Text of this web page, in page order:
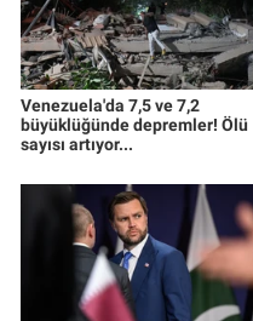
Venezuela'da 7,5 ve 7,2
büyüklüğünde depremler! Ölü
sayısı artıyor...